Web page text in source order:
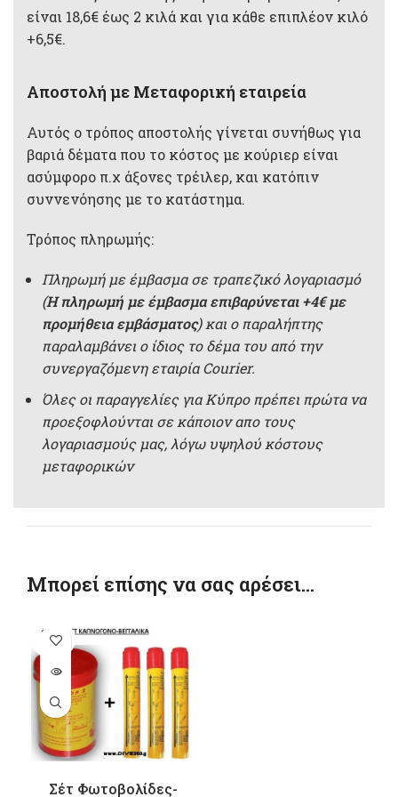
είναι 18,6€ έως 2 κιλά και για κάθε επιπλέον κιλό
+6,5€.
Αποστολή με Μεταφορική εταιρεία
Αυτός ο τρόπος αποστολής γίνεται συνήθως για
βαριά δέματα που το κόστος με κούριερ είναι
ασύμφορο π.χ άξονες τρέιλερ, και κατόπιν
συννενόησης με το κατάστημα.
Τρόπος πληρωμής:
Πληρωμή με έμβασμα σε τραπεζικό λογαριασμό
(Η πληρωμή με έμβασμα επιβαρύνεται +4€ με
προμήθεια εμβάσματος) και ο παραλήπτης
παραλαμβάνει ο ίδιος το δέμα του από την
συνεργαζόμενη εταιρία Courier.
Όλες οι παραγγελίες για Κύπρο πρέπει πρώτα να
προεξοφλούνται σε κάποιον απο τους
λογαριασμούς μας, λόγω υψηλού κόστους
μεταφορικών
Μπορεί επίσης να σας αρέσει…
SOLD
OUT
Σέτ Φωτοβολίδες-